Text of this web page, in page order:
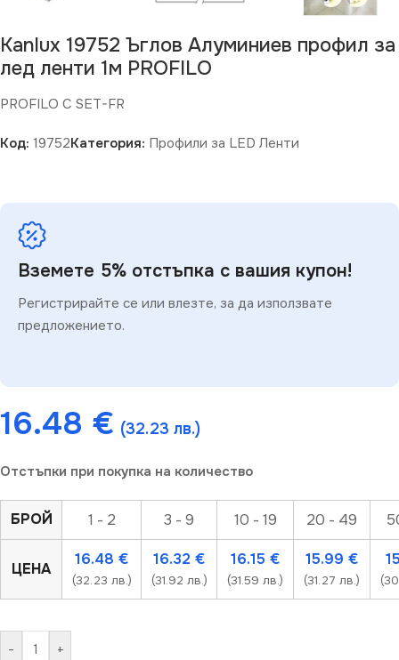
Kanlux 19752 Ъглов Алуминиев профил за
лед ленти 1м PROFILO
PROFILO C SET-FR
Код: 19752Категория: Профили за LED Ленти
Вземете 5% отстъпка с вашия купон!
Регистрирайте се или влезте, за да използвате
предложението.
16.48 € (32.23 лв.)
Отстъпки при покупка на количество
БРОЙ 1 - 2 3 - 9 10 - 19 20 - 49
ЦЕНА
16.48 €
(32.23 лв.)
16.32 €
(31.92 лв.)
16.15 €
(31.59 лв.)
15.99 €
(31.27 лв.)
- +